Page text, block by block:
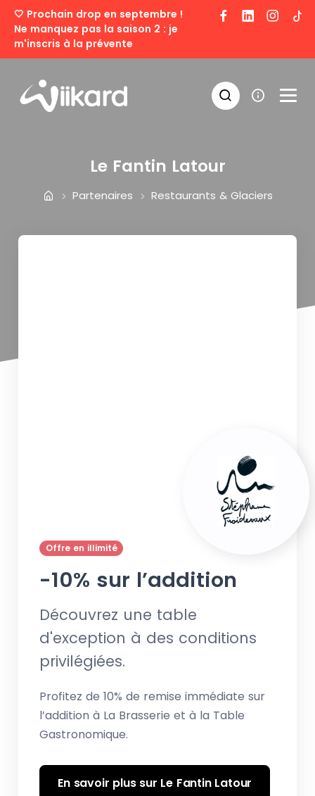
🤍 Prochain drop en septembre !
Ne manquez pas la saison 2 : je
m'inscris à la prévente
Le Fantin Latour
Partenaires Restaurants & Glaciers
Offre en illimité
-10% sur l’addition
Découvrez une table
d'exception à des conditions
privilégiées.
Profitez de 10% de remise immédiate sur
l’addition à La Brasserie et à la Table
Gastronomique.
En savoir plus sur Le Fantin Latour